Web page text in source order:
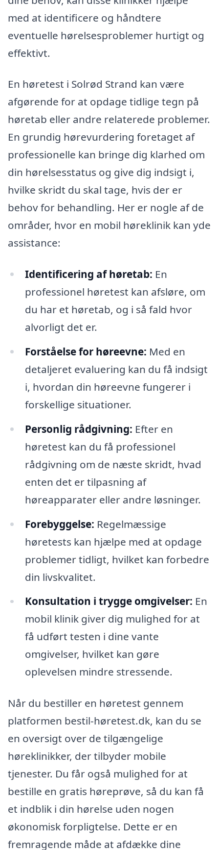
med at identificere og håndtere
eventuelle hørelsesproblemer hurtigt og
effektivt.
En høretest i Solrød Strand kan være
afgørende for at opdage tidlige tegn på
høretab eller andre relaterede problemer.
En grundig hørevurdering foretaget af
professionelle kan bringe dig klarhed om
din hørelsesstatus og give dig indsigt i,
hvilke skridt du skal tage, hvis der er
behov for behandling. Her er nogle af de
områder, hvor en mobil høreklinik kan yde
assistance:
Identificering af høretab: En
professionel høretest kan afsløre, om
du har et høretab, og i så fald hvor
alvorligt det er.
Forståelse for høreevne: Med en
detaljeret evaluering kan du få indsigt
i, hvordan din høreevne fungerer i
forskellige situationer.
Personlig rådgivning: Efter en
høretest kan du få professionel
rådgivning om de næste skridt, hvad
enten det er tilpasning af
høreapparater eller andre løsninger.
Forebyggelse: Regelmæssige
høretests kan hjælpe med at opdage
problemer tidligt, hvilket kan forbedre
din livskvalitet.
Konsultation i trygge omgivelser: En
mobil klinik giver dig mulighed for at
få udført testen i dine vante
omgivelser, hvilket kan gøre
oplevelsen mindre stressende.
Når du bestiller en høretest gennem
platformen bestil-høretest.dk, kan du se
en oversigt over de tilgængelige
høreklinikker, der tilbyder mobile
tjenester. Du får også mulighed for at
bestille en gratis høreprøve, så du kan få
et indblik i din hørelse uden nogen
økonomisk forpligtelse. Dette er en
fremragende måde at afdække dine